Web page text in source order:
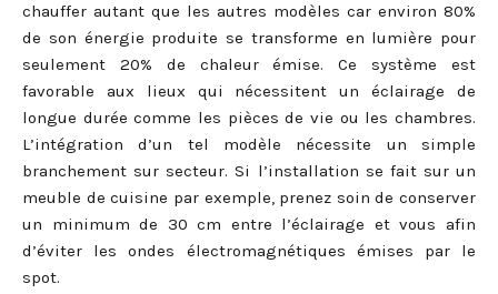
chauffer autant que les autres modèles car environ 80%
de son énergie produite se transforme en lumière pour
seulement 20% de chaleur émise. Ce système est
favorable aux lieux qui nécessitent un éclairage de
longue durée comme les pièces de vie ou les chambres.
L’intégration d’un tel modèle nécessite un simple
branchement sur secteur. Si l’installation se fait sur un
meuble de cuisine par exemple, prenez soin de conserver
un minimum de 30 cm entre l’éclairage et vous afin
d’éviter les ondes électromagnétiques émises par le
spot.